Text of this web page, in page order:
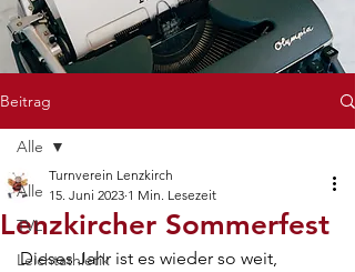
Beitrag
Alle
TVL
Leichtathletik
Alle
Lenzkircher Sommerfest
Turnverein Lenzkirch
15. Juni 2023 1 Min. Lesezeit
Dieses Jahr ist es wieder so weit,